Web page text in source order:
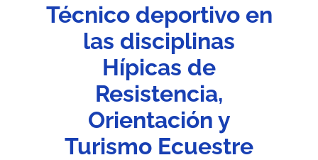
Técnico deportivo en
las disciplinas
Hípicas de
Resistencia,
Orientación y
Turismo Ecuestre